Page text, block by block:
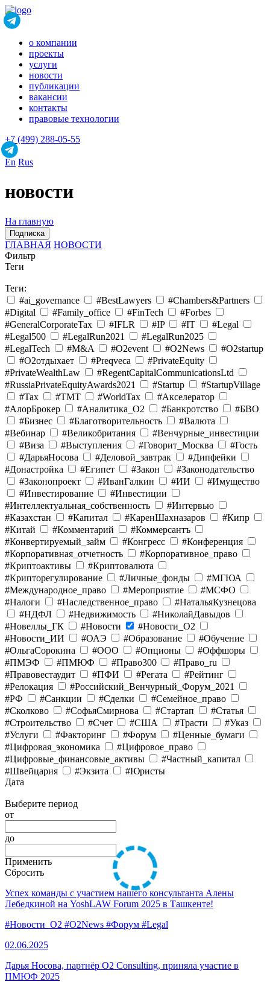
о компании
проекты
услуги
новости
публикации
вакансии
контакты
правовые технологии
+7 (499) 288-05-55
En Rus
новости
На главную
Подписка
ГЛАВНАЯ НОВОСТИ
Фильтр
Теги
Теги:
#ai_governance
#BestLawyers
#Chambers&Partners
#Digital
#Family_office #FinTech
#Forbes
#GeneralCorporateTax
#IFLR #IP #IT
#Legal
#Legal500
#LegalRun2021
#LegalRun2025
#LegalTech
#M&A #O2event #O2News
#O2startup
#O2отдыхает
#Preqveca
#PrivateEquity
#PrivateWealthLaw
#RegentCapitalCommunicationsLtd
#RussiaPrivateEquityAwards2021
#Startup
#StartupVillage
#Tax
#TMT #WorldTax
#Акселератор
#АлорБрокер
#Аналитика_O2 #Банкротство
#БВО
#Бизнес
#Благотворительность
#Валюта
#Вебинар
#Великобритания
#Венчурные_инвестиции
#Виза
#Выступления #Говорит_Москва
#Гость
#ДарьяНосова
#Деловой_завтрак
#Дипфейки
#Донастройка
#Египет #Закон
#Законодательство
#Законопроект
#ИванГалкин #ИИ
#Имущество
#Инвестирование
#Инвестиции
#Интеллектуальная_собственность
#Интервью
#Казахстан
#Капитал #КаренШахназаров
#Кипр
#Китай
#Комментарий
#Коммерсантъ
#Конвертируемый_займ
#Конгресс
#Конференция
#Корпоративная_отчетность
#Корпоративное_право
#Криптоактивы
#Криптовалюта
#Крипторегулирование
#Личные_фонды
#МГЮА
#Международное_право
#Мероприятие
#МСФО
#Налоги
#Наследственное_право
#НатальяКузнецова
#НДФЛ
#Недвижимость
#НиколайДавыдов
#Новеллы_ГК
#Новости
#Новости_O2
#Новости_ИИ
#ОАЭ #Образование
#Обучение
#ОльгаСорокина
#ООО #Опционы
#Оффшоры
#ПМЭФ
#ПМЮФ #Право300
#Право_ru
#Правовестаудит
#ПФИ #Регата
#Рейтинг
#Релокация
#Российский_Венчурный_Форум_2021
#РФ
#Санкции #Сделки
#Семейное_право
#Сколково
#СофьяСмирнова #Стартап
#Статья
#Строительство
#Счет #США #Трасти
#Указ
#Услуги
#Факторинг #Форум
#Ценные_бумаги
#Цифровая_экономика
#Цифровое_право
#Цифровые_финансовые_активы
#Частный_капитал
#Швейцария
#Экзита
#Юристы
Дата
Выберите период
от
до
Применить
Сбросить
Успех команды с участием нашего консультанта Алены
Лебедкиной на YoshLAW Forum 2025 в Ташкенте!
#Новости_O2 #O2News #Форум #Legal
02.06.2025
Дарья Носова, партнёр O2 Consulting, приняла участие в
ПМЮФ 2025